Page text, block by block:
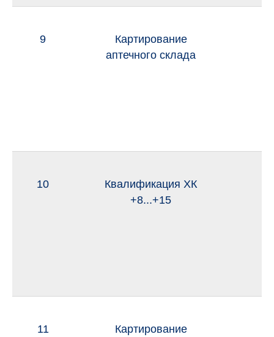
9
Картирование
аптечного склада
10
Квалификация ХК
+8...+15
11
Картирование